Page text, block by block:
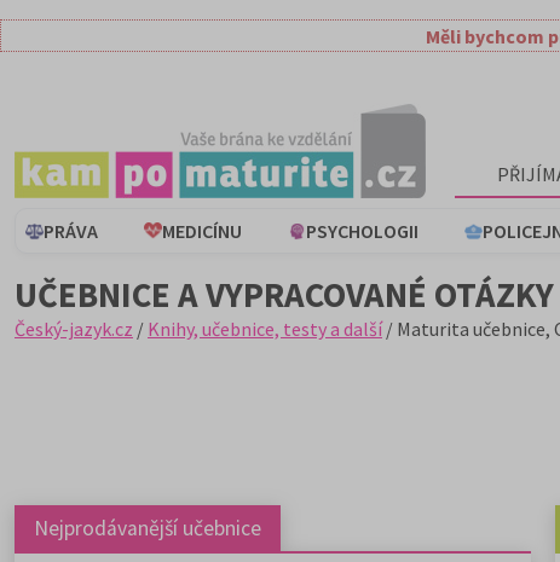
Měli bychcom
PRÁVA MEDICÍNU PSYCHOLOGII
UČEBNICE A VYPRACOVANÉ
Český-jazyk.cz / Knihy, učebnice, testy a další/ Maturita učebnice,
Nejprodávanější učebnice